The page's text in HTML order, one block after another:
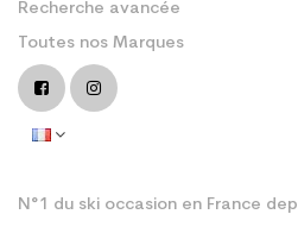
Recherche avancée
Toutes nos Marques
N°1 du ski occasion en France